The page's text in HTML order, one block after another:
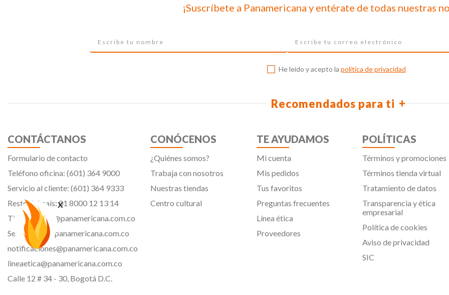
x
¡Suscríbete a Panamericana y entérate de todas nuestras
He leído y acepto la política de privacidad
Recomendados para ti
CONTÁCTANOS
Formulario de contacto
Teléfono oficina: (601) 364 9000
Servicio al cliente: (601) 364 9333
Resto del país: 01 8000 12 13 14
Tiendavirtual@panamericana.com.co
Servicliente@panamericana.com.co
notificaciones@panamericana.com.co
lineaetica@panamericana.com.co
Calle 12 # 34 - 30, Bogotá D.C.
CONÓCENOS
¿Quiénes somos?
Trabaja con nosotros
Nuestras tiendas
Centro cultural
TE AYUDAMOS
Mi cuenta
Mis pedidos
Tus favoritos
Preguntas frecuentes
Línea ética
Proveedores
POLÍTICAS
Términos y promociones
Términos tienda virtual
Tratamiento de datos
Transparencia y ética
empresarial
Política de cookies
Aviso de privacidad
SIC